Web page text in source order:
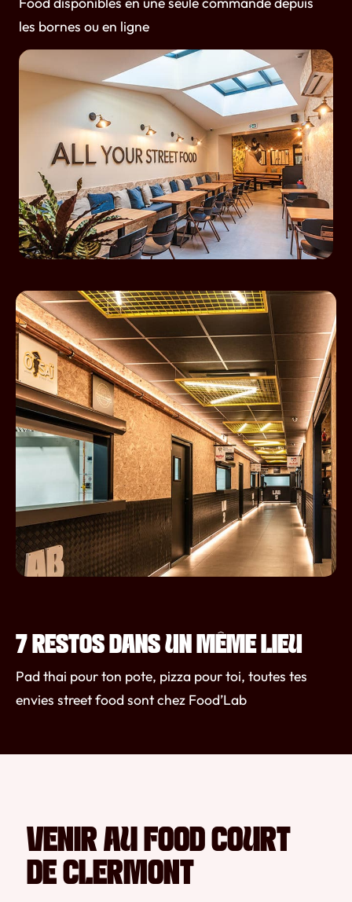
les bornes ou en ligne
7 RESTOS DANS UN MÊME LIEU
Pad thai pour ton pote, pizza pour toi, toutes tes
envies street food sont chez Food’Lab
VENIR AU FOOD COURT
DE CLERMONT